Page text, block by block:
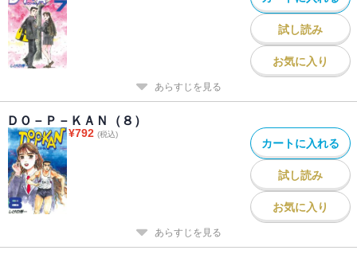
試し読み
お気に入り
あらすじを見る
ＤＯ－Ｐ－ＫＡＮ（８）
¥792 (税込)
カートに入れる
試し読み
お気に入り
あらすじを見る